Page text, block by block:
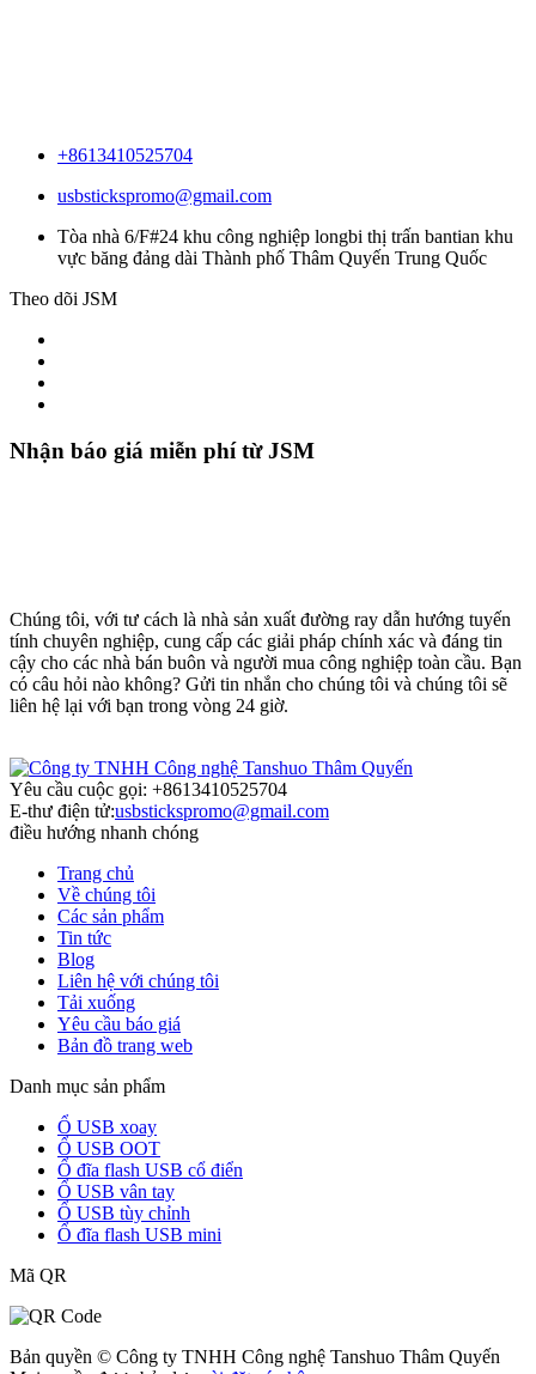
+8613410525704
usbstickspromo@gmail.com
Tòa nhà 6/F#24 khu công nghiệp longbi thị trấn bantian khu
vực băng đảng dài Thành phố Thâm Quyến Trung Quốc
Theo dõi JSM
Nhận báo giá miễn phí từ JSM
Chúng tôi, với tư cách là nhà sản xuất đường ray dẫn hướng tuyến
tính chuyên nghiệp, cung cấp các giải pháp chính xác và đáng tin
cậy cho các nhà bán buôn và người mua công nghiệp toàn cầu. Bạn
có câu hỏi nào không? Gửi tin nhắn cho chúng tôi và chúng tôi sẽ
liên hệ lại với bạn trong vòng 24 giờ.
Yêu cầu cuộc gọi: +8613410525704
E-thư điện tử:usbstickspromo@gmail.com
điều hướng nhanh chóng
Trang chủ
Về chúng tôi
Các sản phẩm
Tin tức
Blog
Liên hệ với chúng tôi
Tải xuống
Yêu cầu báo giá
Bản đồ trang web
Danh mục sản phẩm
Ổ USB xoay
Ổ USB OOT
Ổ đĩa flash USB cổ điển
Ổ USB vân tay
Ổ USB tùy chỉnh
Ổ đĩa flash USB mini
Mã QR
Bản quyền © Công ty TNHH Công nghệ Tanshuo Thâm Quyến